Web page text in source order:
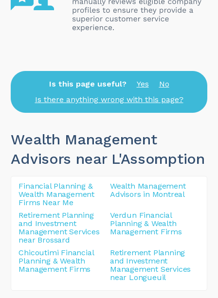
Is this page useful? Yes
No
Is there anything wrong with this page?
Wealth Management
Advisors near L'Assomption
Financial Planning &
Wealth Management
Firms Near Me
Wealth Management
Advisors in Montreal
Retirement Planning
and Investment
Management Services
near Brossard
Verdun Financial
Planning & Wealth
Management Firms
Chicoutimi Financial
Planning & Wealth
Management Firms
Retirement Planning
and Investment
Management Services
near Longueuil